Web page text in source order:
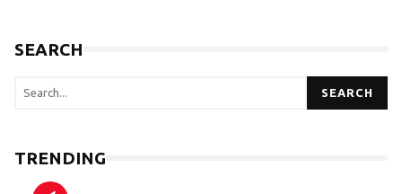
SEARCH
SEARCH
TRENDING